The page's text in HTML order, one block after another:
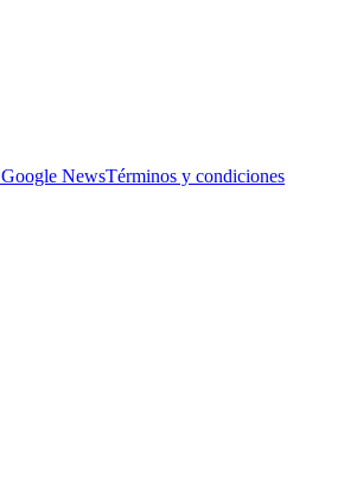
Google NewsTérminos y condiciones